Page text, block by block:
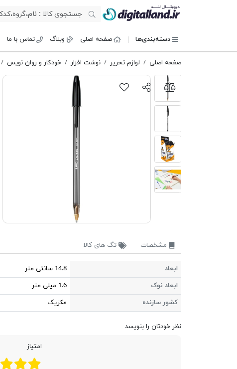
دسته‌بندی‌ها صفحه اصلی وبلاگ تماس با ما
صفحه اصلی لوازم تحریر نوشت افزار خودکار و روان نویس
مشخصات تگ های کالا
ابعاد
14.8 سانتی متر
ابعاد نوک
1.6 میلی متر
کشور سازنده
مکزیک
نظر خودتان را بنویسد
امتیاز